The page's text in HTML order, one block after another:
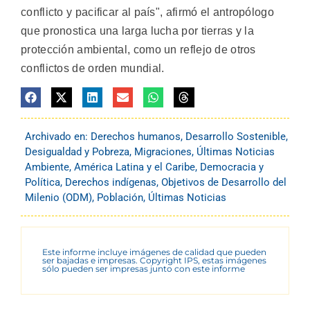
conflicto y pacificar al país", afirmó el antropólogo
que pronostica una larga lucha por tierras y la
protección ambiental, como un reflejo de otros
conflictos de orden mundial.
Archivado en: Derechos humanos, Desarrollo Sostenible,
Desigualdad y Pobreza, Migraciones, Últimas Noticias
Ambiente, América Latina y el Caribe, Democracia y
Política, Derechos indígenas, Objetivos de Desarrollo del
Milenio (ODM), Población, Últimas Noticias
Este informe incluye imágenes de calidad que pueden
ser bajadas e impresas. Copyright IPS, estas imágenes
sólo pueden ser impresas junto con este informe